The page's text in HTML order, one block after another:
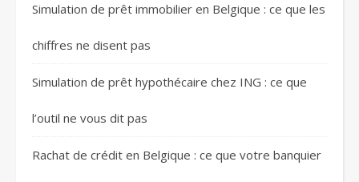
Simulation de prêt immobilier en Belgique : ce que les
chiffres ne disent pas
Simulation de prêt hypothécaire chez ING : ce que
l’outil ne vous dit pas
Rachat de crédit en Belgique : ce que votre banquier